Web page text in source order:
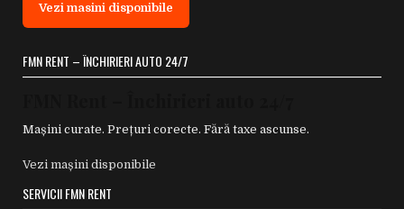
Vezi masini disponibile
FMN RENT – ÎNCHIRIERI AUTO 24/7
Mașini curate. Prețuri corecte. Fără taxe ascunse.
Vezi mașini disponibile
SERVICII FMN RENT